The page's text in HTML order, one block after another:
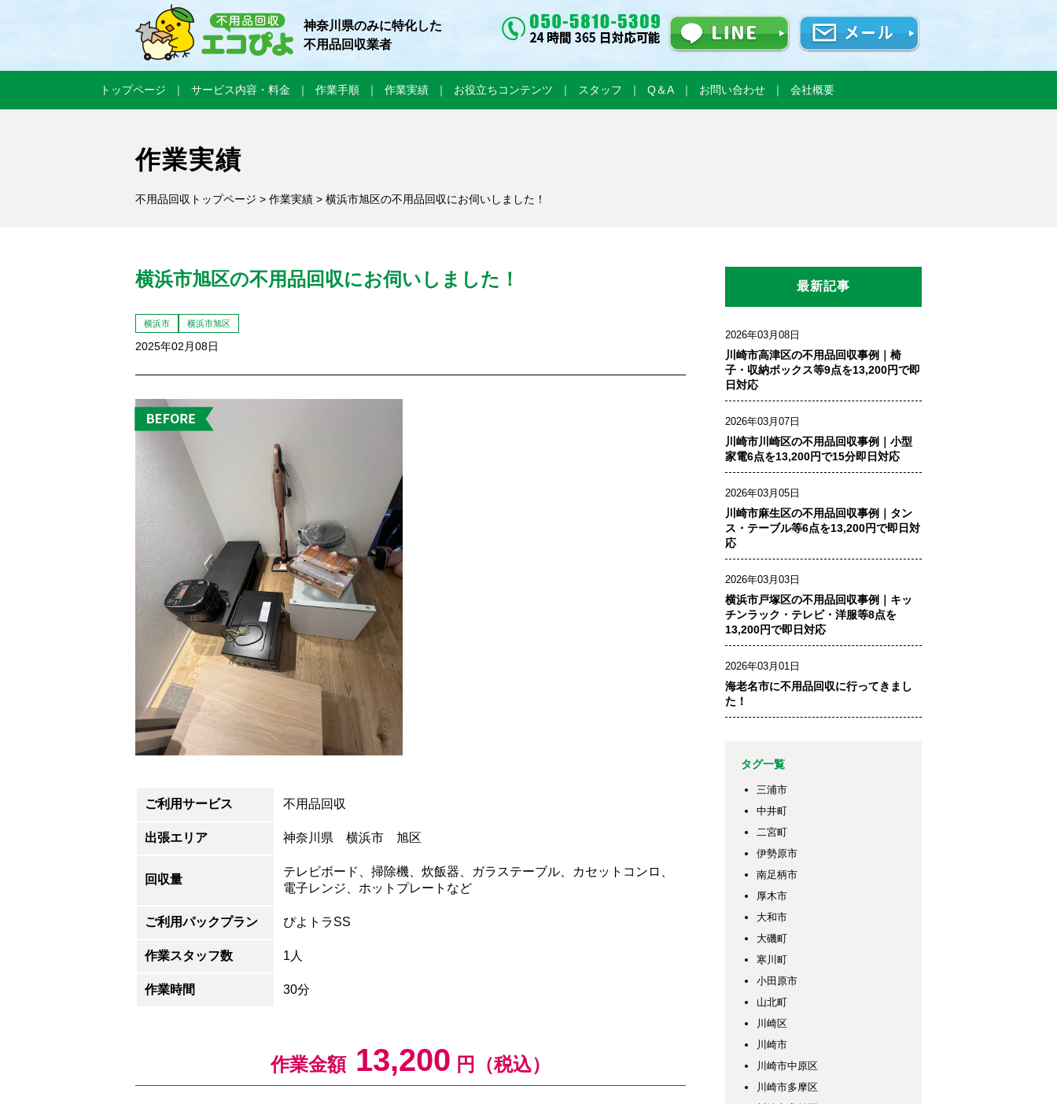
神奈川県のみに特化した
不用品回収業者
トップページ サービス内容・料金 作業手順 作業実績 お役立ちコンテンツ スタッフ Q＆A お問い合わせ 会社概要
作業実績
不用品回収トップページ > 作業実績 > 横浜市旭区の不用品回収にお伺いしました！
横浜市旭区の不用品回収にお伺いしました！
横浜市 横浜市旭区
2025年02月08日
ご利用サービス 不用品回収
出張エリア 神奈川県 横浜市 旭区
回収量
テレビボード、掃除機、炊飯器、ガラステーブル、カセットコンロ、
電子レンジ、ホットプレートなど
ご利用パックプラン ぴよトラSS
作業スタッフ数 1人
作業時間 30分
作業金額 13,200 円（税込）
最新記事
2026年03月08日
川崎市高津区の不用品回収事例｜椅
子・収納ボックス等9点を13,200円で即
日対応
2026年03月07日
川崎市川崎区の不用品回収事例｜小型
家電6点を13,200円で15分即日対応
2026年03月05日
川崎市麻生区の不用品回収事例｜タン
ス・テーブル等6点を13,200円で即日対
応
2026年03月03日
横浜市戸塚区の不用品回収事例｜キッ
チンラック・テレビ・洋服等8点を
13,200円で即日対応
2026年03月01日
海老名市に不用品回収に行ってきまし
た！
タグ一覧
三浦市
中井町
二宮町
伊勢原市
南足柄市
厚木市
大和市
大磯町
寒川町
小田原市
山北町
川崎区
川崎市
川崎市中原区
川崎市多摩区